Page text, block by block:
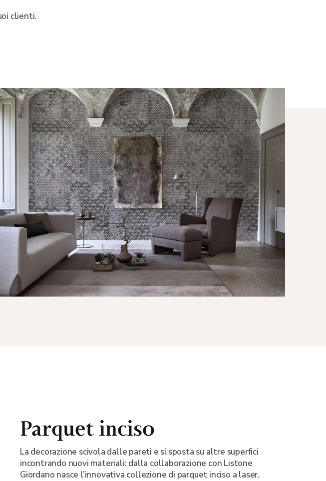
clienti.
Parquet inciso
La decorazione scivola dalle pareti e si sposta su altre superfici
incontrando nuovi materiali: dalla collaborazione con Listone
Giordano nasce l’innovativa collezione di parquet inciso a laser.